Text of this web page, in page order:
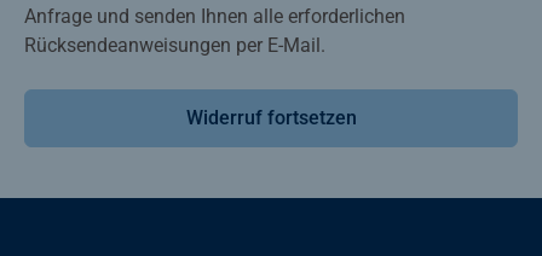
Anfrage und senden Ihnen alle erforderlichen
Rücksendeanweisungen per E-Mail.
Widerruf fortsetzen